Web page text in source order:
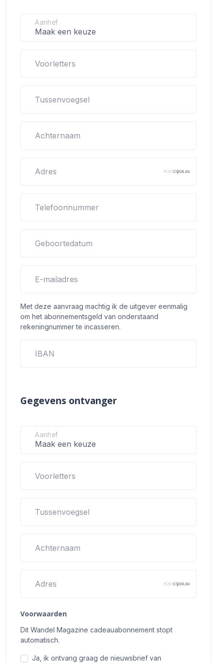
Aanhef
Voorletters
Tussenvoegsel
Achternaam
Adres
Telefoonnummer
Geboortedatum
E-mailadres
Met deze aanvraag machtig ik de uitgever eenmalig
om het abonnementsgeld van onderstaand
rekeningnummer te incasseren.
IBAN
Gegevens ontvanger
Aanhef
Voorletters
Tussenvoegsel
Achternaam
Adres
Voorwaarden
Dit Wandel Magazine cadeauabonnement stopt
automatisch.
Ja, ik ontvang graag de nieuwsbrief van